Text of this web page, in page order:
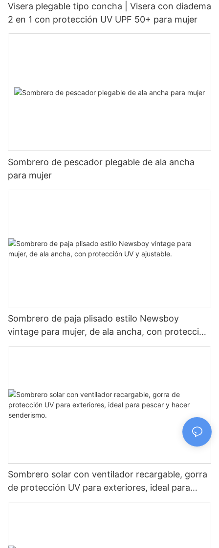
Visera plegable tipo concha | Visera con diadema
2 en 1 con protección UV UPF 50+ para mujer
Sombrero de pescador plegable de ala ancha
para mujer
Sombrero de paja plisado estilo Newsboy
vintage para mujer, de ala ancha, con protección
UV y ajustable.
Sombrero solar con ventilador recargable, gorra
de protección UV para exteriores, ideal para
pescar y hacer senderismo.